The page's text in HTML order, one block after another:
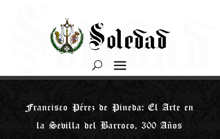
Francisco Pérez de Pineda: El Arte en
la Sevilla del Barroco, 300 Años